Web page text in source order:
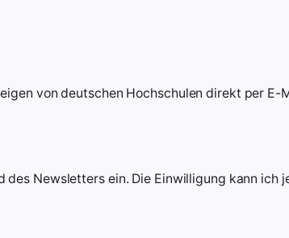
von deutschen Hochschulen direkt per E-
Newsletters ein. Die Einwilligung kann